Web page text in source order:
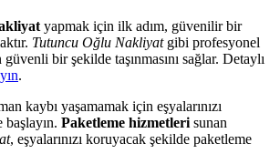
yapmak için ilk adım, güvenilir bir
Tutuncu Oğlu Nakliyatgibi profesyonel
güvenli bir şekilde taşınmasını sağlar. Detaylı
.
kaybı yaşamamak için eşyalarınızı
Paketleme hizmetleri sunan
, eşyalarınızı koruyacak şekilde paketleme